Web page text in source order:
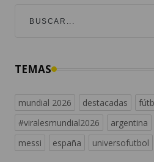
TEMAS
mundial 2026 destacadas
#viralesmundial2026
argentina
messi
españa universofutbol